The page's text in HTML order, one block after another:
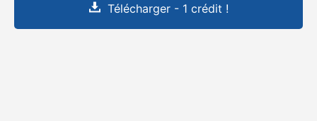
Télécharger - 1 crédit !